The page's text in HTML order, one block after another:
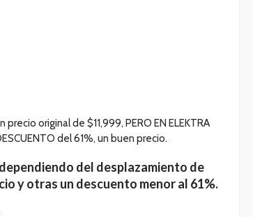
original de $11,999, PERO EN ELEKTRA
del 61%, un buen precio.
del desplazamiento de
y otras un descuento menor al 61%.